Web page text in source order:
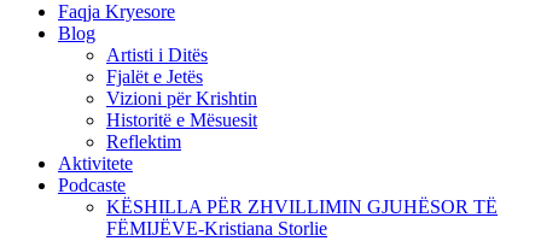
Faqja Kryesore
Blog
Artisti i Ditës
Fjalët e Jetës
Vizioni për Krishtin
Historitë e Mësuesit
Reflektim
Aktivitete
Podcaste
KËSHILLA PËR ZHVILLIMIN GJUHËSOR TË
FËMIJËVE-Kristiana Storlie